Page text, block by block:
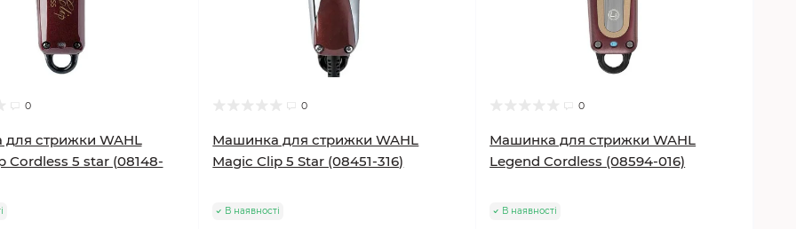
0
стрижки WAHL
Cordless 5 star (08148-
0
Машинка для стрижки WAHL
Magic Clip 5 Star (08451-316)
В наявності
0
Машинка для стрижки WAHL
Legend Cordless (08594-016)
В наявності